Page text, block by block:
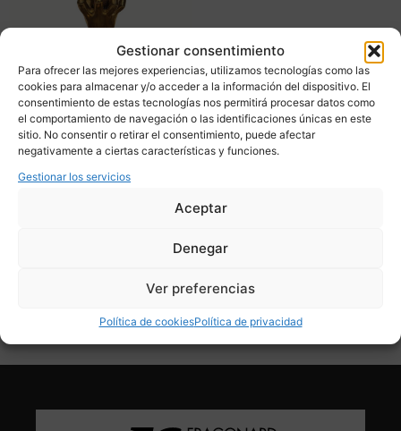
Gestionar consentimiento
Para ofrecer las mejores experiencias, utilizamos tecnologías como las
cookies para almacenar y/o acceder a la información del dispositivo. El
consentimiento de estas tecnologías nos permitirá procesar datos como
el comportamiento de navegación o las identificaciones únicas en este
sitio. No consentir o retirar el consentimiento, puede afectar
negativamente a ciertas características y funciones.
Gestionar los servicios
Aceptar
Denegar
Ver preferencias
Política de cookiesPolítica de privacidad
Tintero “Mano de gloria”,
bronce dorado, p. s. XX –
Francia